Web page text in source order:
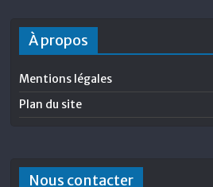
À propos
Mentions légales
Plan du site
Nous contacter